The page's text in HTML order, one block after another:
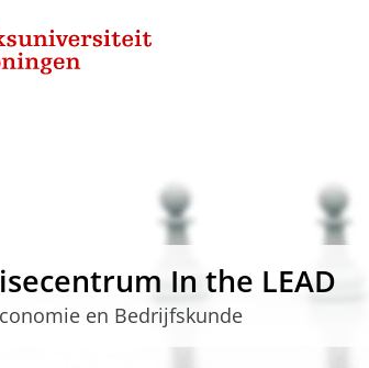
In the LEAD
en Bedrijfskunde